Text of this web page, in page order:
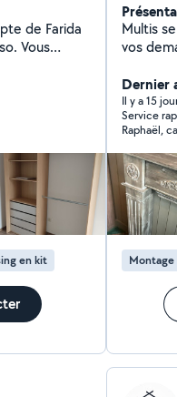
de Farida
Vous
en kit
Multis
vos
Dernier
Il y a 15
Service rapide,